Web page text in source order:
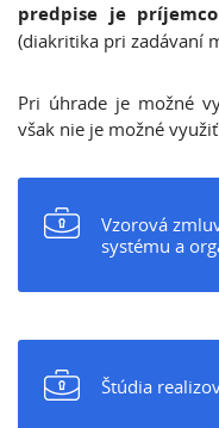
predpise je
(diakritika pri zadávaní
Pri úhrade je možné
však nie je možné
Vzorová
systému a
Štúdia